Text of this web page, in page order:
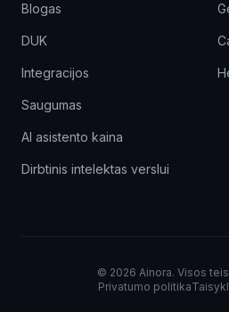
Blogas
DUK
Integracijos
Saugumas
AI asistento kaina
Dirbtinis intelektas verslui
© 2026 Ainora. Visos
Privatumo politika